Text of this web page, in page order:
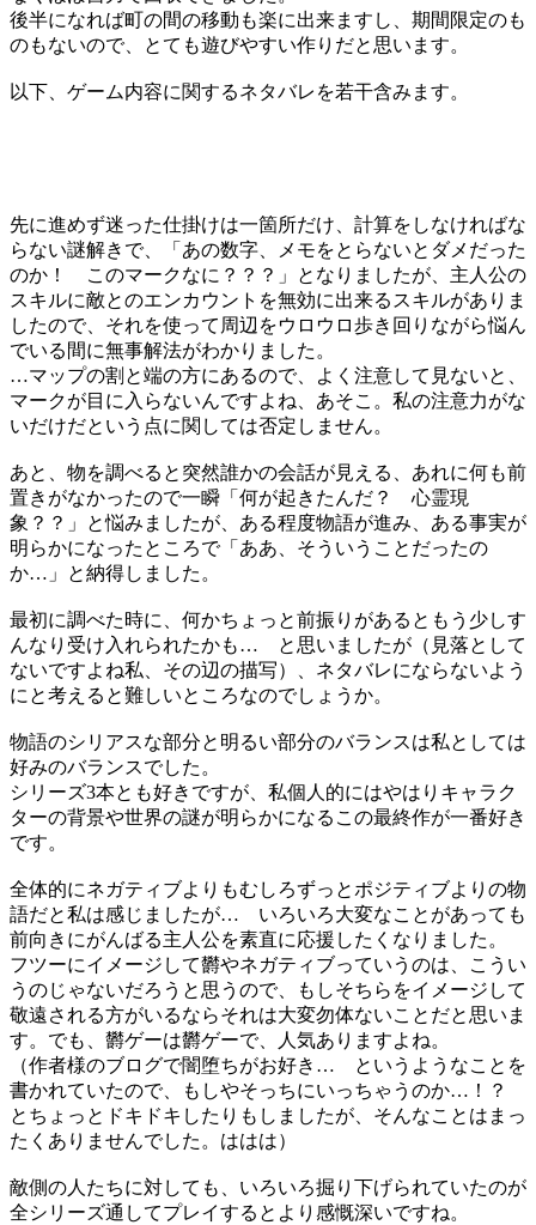
後半になれば町の間の移動も楽に出来ますし、期間限定のも
のもないので、とても遊びやすい作りだと思います。
以下、ゲーム内容に関するネタバレを若干含みます。
先に進めず迷った仕掛けは一箇所だけ、計算をしなければな
らない謎解きで、「あの数字、メモをとらないとダメだった
のか！ このマークなに？？？」となりましたが、主人公の
スキルに敵とのエンカウントを無効に出来るスキルがありま
したので、それを使って周辺をウロウロ歩き回りながら悩ん
でいる間に無事解法がわかりました。
…マップの割と端の方にあるので、よく注意して見ないと、
マークが目に入らないんですよね、あそこ。私の注意力がな
いだけだという点に関しては否定しません。
あと、物を調べると突然誰かの会話が見える、あれに何も前
置きがなかったので一瞬「何が起きたんだ？ 心霊現
象？？」と悩みましたが、ある程度物語が進み、ある事実が
明らかになったところで「ああ、そういうことだったの
か…」と納得しました。
最初に調べた時に、何かちょっと前振りがあるともう少しす
んなり受け入れられたかも… と思いましたが（見落として
ないですよね私、その辺の描写）、ネタバレにならないよう
にと考えると難しいところなのでしょうか。
物語のシリアスな部分と明るい部分のバランスは私としては
好みのバランスでした。
シリーズ3本とも好きですが、私個人的にはやはりキャラク
ターの背景や世界の謎が明らかになるこの最終作が一番好き
です。
全体的にネガティブよりもむしろずっとポジティブよりの物
語だと私は感じましたが… いろいろ大変なことがあっても
前向きにがんばる主人公を素直に応援したくなりました。
フツーにイメージして欝やネガティブっていうのは、こうい
うのじゃないだろうと思うので、もしそちらをイメージして
敬遠される方がいるならそれは大変勿体ないことだと思いま
す。でも、欝ゲーは欝ゲーで、人気ありますよね。
（作者様のブログで闇堕ちがお好き… というようなことを
書かれていたので、もしやそっちにいっちゃうのか…！？
とちょっとドキドキしたりもしましたが、そんなことはまっ
たくありませんでした。ははは）
敵側の人たちに対しても、いろいろ掘り下げられていたのが
全シリーズ通してプレイするとより感慨深いですね。